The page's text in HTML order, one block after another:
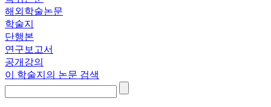
해외학술논문
학술지
단행본
연구보고서
공개강의
이 학술지의 논문 검색